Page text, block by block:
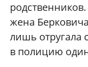
жена
лишь отругала
в полицию